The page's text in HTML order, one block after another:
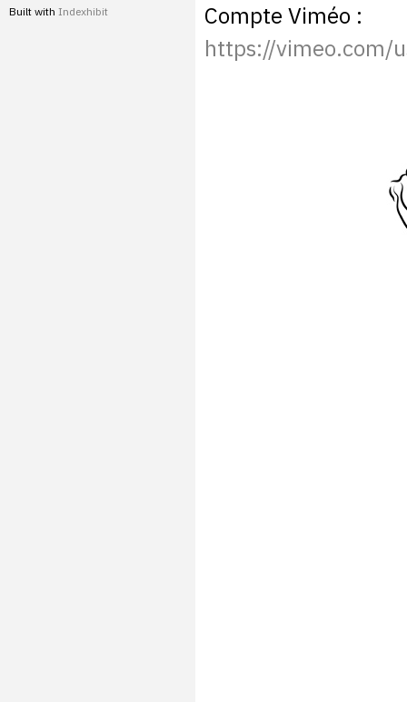
Built with Indexhibit
Compte Viméo :
https://vimeo.com/